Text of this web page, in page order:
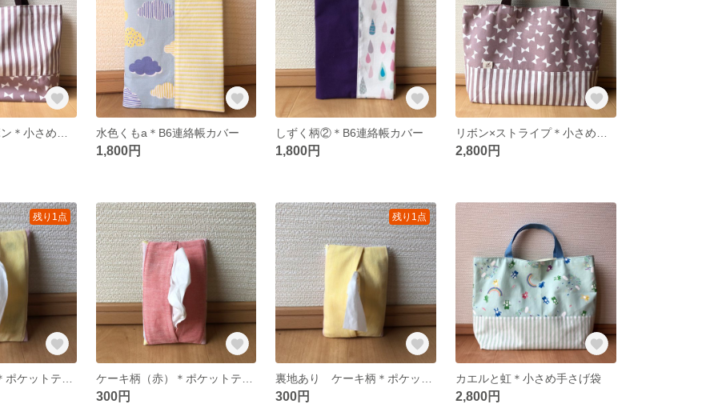
水色くもa＊B6連絡帳カバー
1,800円
しずく柄②＊B6連絡帳カバー
1,800円 2,800円
残り1点
300円
残り1点
300円
カエルと虹＊小さめ手さげ袋
2,800円